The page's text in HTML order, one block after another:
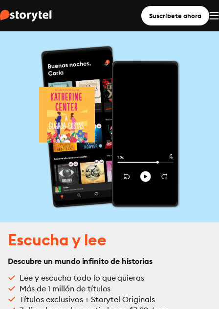
Suscríbete ahora
Escucha y lee
Descubre un mundo infinito de historias
Lee y escucha todo lo que quieras
Más de 1 millón de títulos
Títulos exclusivos + Storytel Originals